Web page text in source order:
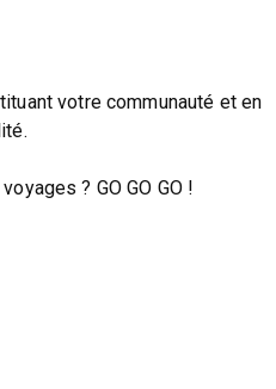
votre communauté et en
? GO GO GO !